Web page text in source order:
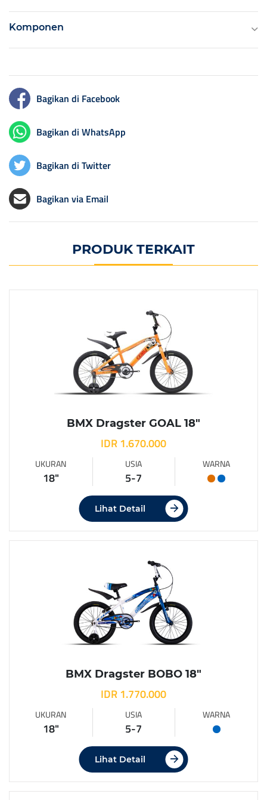
Komponen
Bagikan di Facebook
Bagikan di WhatsApp
Bagikan di Twitter
Bagikan via Email
PRODUK TERKAIT
BMX Dragster GOAL 18″
IDR 1.670.000
UKURAN
18"
USIA
5-7
WARNA
Lihat Detail
BMX Dragster BOBO 18″
IDR 1.770.000
UKURAN
18"
USIA
5-7
WARNA
Lihat Detail